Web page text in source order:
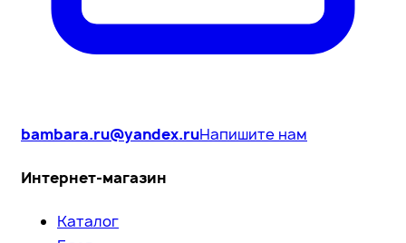
bambara.ru@yandex.ruНапишите нам
Интернет-магазин
Каталог